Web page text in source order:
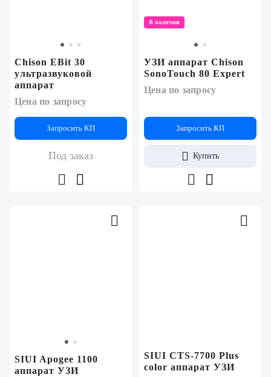
Chison EBit 30
ультразвуковой
аппарат
Цена по запросу
Запросить КП
Под заказ
В наличии
УЗИ аппарат Chison
SonoTouch 80 Expert
Цена по запросу
Запросить КП
Купить
SIUI Apogee 1100
аппарат УЗИ
SIUI CTS-7700 Plus
color аппарат УЗИ